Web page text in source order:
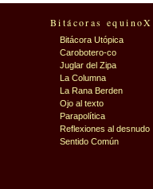
Bitácoras
Bitácora Utópica
Carobotero-co
Juglar del Zipa
La Columna
La Rana Berden
Ojo al texto
Parapolítica
Reflexiones al desnudo
Sentido Común